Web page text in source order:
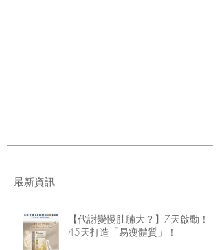
最新資訊
【代謝變慢肚腩大？】7天啟動！
45天打造「易瘦體質」！